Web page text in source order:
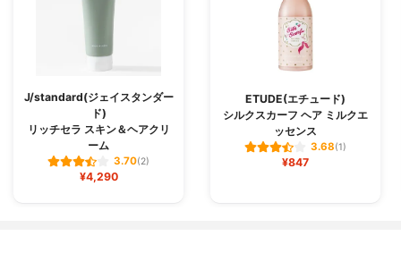
J/standard(ジェイスタンダー
ド)
リッチセラ スキン＆ヘアクリ
ーム
3.70(2)
¥4,290
ETUDE(エチュード)
シルクスカーフ ヘア ミルクエ
ッセンス
3.68(1)
¥847